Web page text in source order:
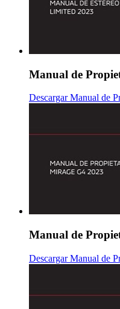
Manual de
Descargar Manual de
Manual de
Descargar Manual de